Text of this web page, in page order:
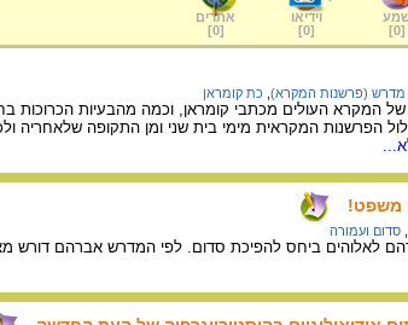
[
0
]
וידיאו
[
0
]
אתרים
[
0
]
מדרש (פרשנות המקרא) כת קומראן
המקרא העולים מכתבי קומראן, וכמה מהבעיות הכרוכות
המקראית מימי בית שני ומן התקופה שלאחריה
משפט!
סדום ועמורה
לאלוהים ביחס להפיכת סדום. לפי המדרש אברהם